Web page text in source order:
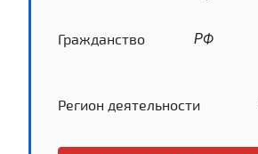
Гражданство РФ
Регион деятельности